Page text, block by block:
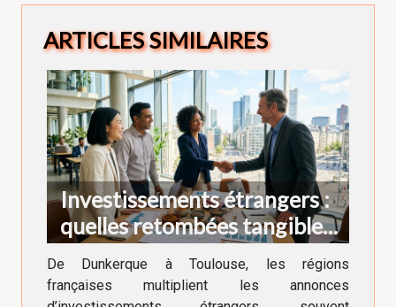
ARTICLES SIMILAIRES
Investissements étrangers :
quelles retombées tangibles
pour nos régions ?
De Dunkerque à Toulouse, les régions
françaises multiplient les annonces